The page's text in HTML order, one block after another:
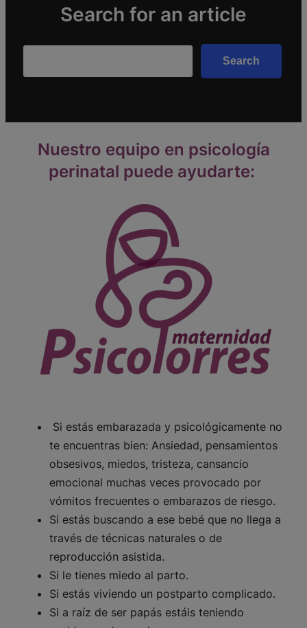
Search for an article
Search
Nuestro equipo en psicología
perinatal puede ayudarte:
Si estás embarazada y psicológicamente no
te encuentras bien: Ansiedad, pensamientos
obsesivos, miedos, tristeza, cansancio
emocional muchas veces provocado por
vómitos frecuentes o embarazos de riesgo.
Si estás buscando a ese bebé que no llega a
través de técnicas naturales o de
reproducción asistida.
Si le tienes miedo al parto.
Si estás viviendo un postparto complicado.
Si a raíz de ser papás estáis teniendo